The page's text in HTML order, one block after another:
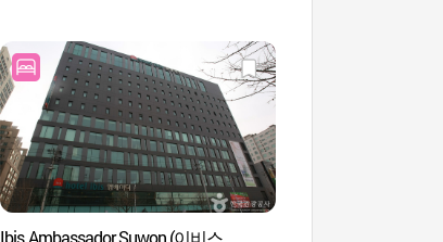
Ibis Ambassador Suwon (이비스